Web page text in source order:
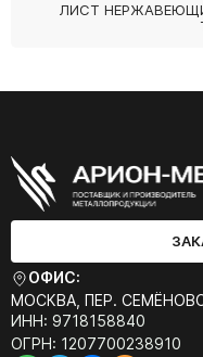
ЛИСТ
ОФИС:
МОСКВА, ПЕР.
ИНН: 9718158840
ОГРН: 1207700238910